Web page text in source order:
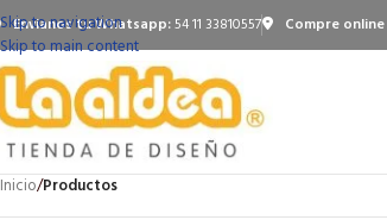
Skip to navigation
Skip to main content
Envianos tu Whatsapp:54 11 33810557 Compre online
Inicio/Productos